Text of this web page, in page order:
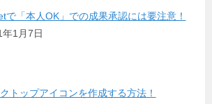
で「本人OK」での成果承認には要注意！
1月7日
トップアイコンを作成する方法！